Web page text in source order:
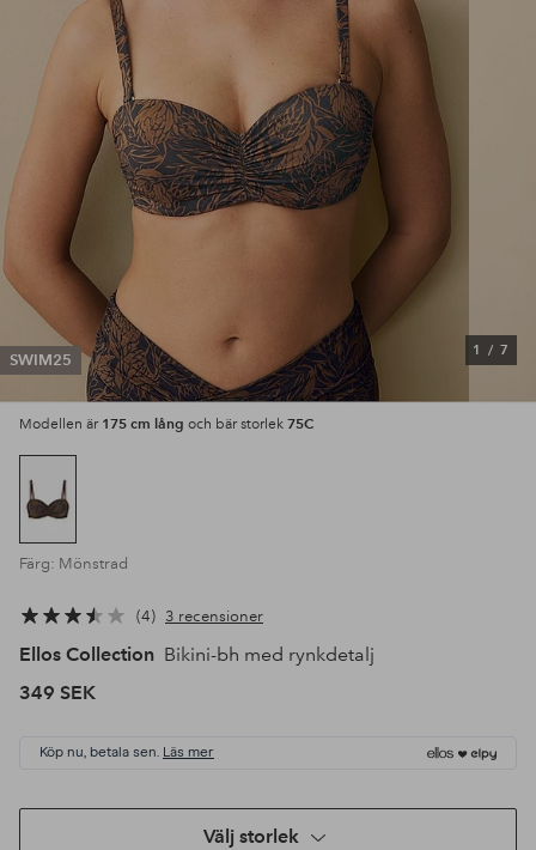
SWIM25
1 / 7
Modellen är 175 cm lång och bär storlek 75C
Färg: Mönstrad
4 3 recensioner
Ellos Collection Bikini-bh med rynkdetalj
349 SEK
Köp nu, betala sen. Läs mer
Välj storlek